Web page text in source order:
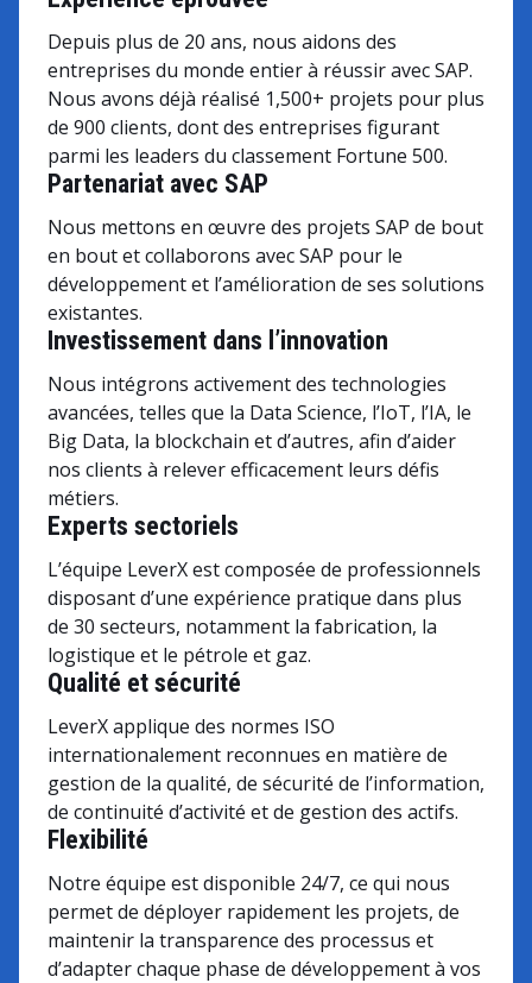
Depuis plus de 20 ans, nous aidons des
entreprises du monde entier à réussir avec SAP.
Nous avons déjà réalisé 1,500+ projets pour plus
de 900 clients, dont des entreprises figurant
parmi les leaders du classement Fortune 500.
Experts sectoriels
L’équipe LeverX est composée de professionnels
disposant d’une expérience pratique dans plus
de 30 secteurs, notamment la fabrication, la
logistique et le pétrole et gaz.
Partenariat avec SAP
Nous mettons en œuvre des projets SAP de bout
en bout et collaborons avec SAP pour le
développement et l’amélioration de ses solutions
existantes.
Qualité et sécurité
LeverX applique des normes ISO
internationalement reconnues en matière de
gestion de la qualité, de sécurité de l’information,
de continuité d’activité et de gestion des actifs.
Investissement dans l’innovation
Nous intégrons activement des technologies
avancées, telles que la Data Science, l’IoT, l’IA, le
Big Data, la blockchain et d’autres, afin d’aider
nos clients à relever efficacement leurs défis
métiers.
Flexibilité
Notre équipe est disponible 24/7, ce qui nous
permet de déployer rapidement les projets, de
maintenir la transparence des processus et
d’adapter chaque phase de développement à vos